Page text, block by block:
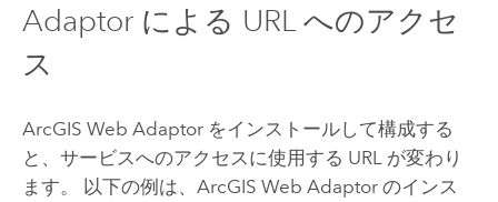
Adaptorによる URL へのアクセ
ス
ArcGIS Web Adaptorをインストールして構成する
と、サービスへのアクセスに使用する URL が変わり
ます。 以下の例は、 ArcGIS Web Adaptorのインス